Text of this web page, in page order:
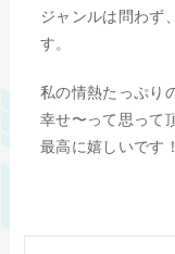
ジャンルは問わず
す。
私の情熱たっぷり
幸せ〜って思って
最高に嬉しいです！